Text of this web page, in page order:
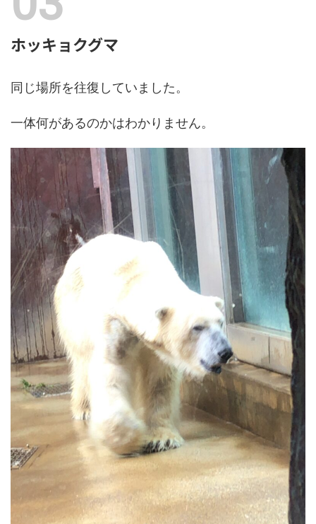
ホッキョクグマ
同じ場所を往復していました。
一体何があるのかはわかりません。